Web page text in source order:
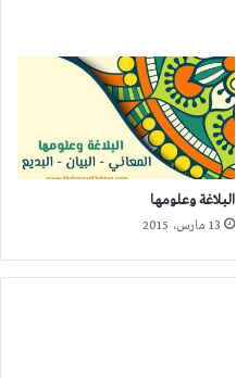
البلاغة وعلومها
13 مارس، 2015